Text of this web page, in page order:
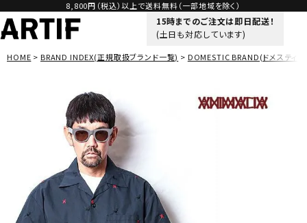
8,800円（税込）以上で送料無料（一部地域を除く）
15時までのご注文は即日配送！
(土日も対応しています)
HOME BRAND INDEX(正規取扱ブランド一覧) DOMESTIC BRAND(ドメスティッ